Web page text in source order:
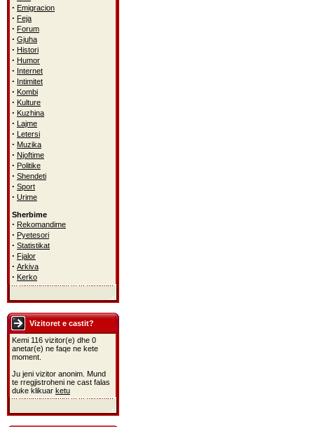
· Emigracion
· Feja
· Forum
· Gjuha
· Histori
· Humor
· Internet
· Intimitet
· Kombi
· Kulture
· Kuzhina
· Lajme
· Letersi
· Muzika
· Njoftime
· Politike
· Shendeti
· Sport
· Urime
Sherbime
· Rekomandime
· Pyetesori
· Statistikat
· Fjalor
· Arkiva
· Kerko
Vizitoret e castit?
Kemi 116 vizitor(e) dhe 0
anetar(e) ne faqe ne kete
moment.
Ju jeni vizitor anonim. Mund
te rregjistroheni ne cast falas
duke klikuar ketu